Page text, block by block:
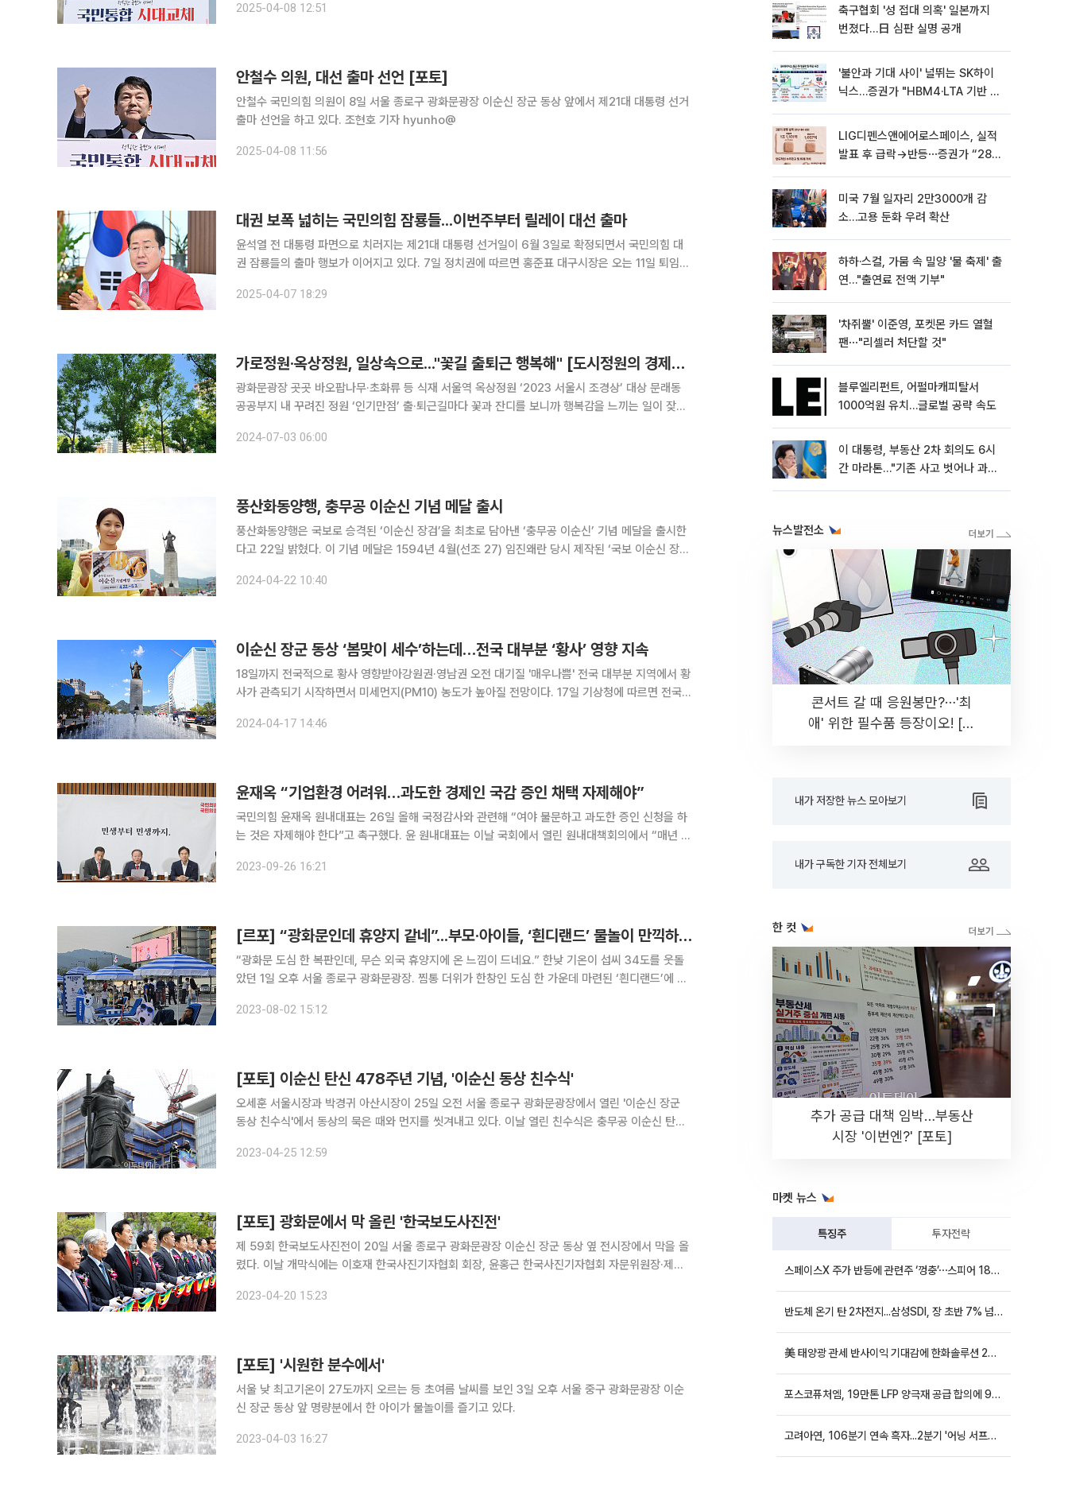
2025-04-08 12:51
안철수 의원, 대선 출마 선언 [포토]
안철수 국민의힘 의원이 8일 서울 종로구 광화문광장 이순신 장군 동상 앞에서 제21대 대통령 선거
출마 선언을 하고 있다. 조현호 기자 hyunho@
2025-04-08 11:56
대권 보폭 넓히는 국민의힘 잠룡들...이번주부터 릴레이 대선 출마
윤석열 전 대통령 파면으로 치러지는 제21대 대통령 선거일이 6월 3일로 확정되면서 국민의힘 대
권 잠룡들의 출마 행보가 이어지고 있다. 7일 정치권에 따르면 홍준표 대구시장은 오는 11일 퇴임식
다. 홍 시장은 이미 일찌감치 대선 출마 의사를 밝히며 공
2025-04-07 18:29
가로정원·옥상정원, 일상속으로..."꽃길 출퇴근 행복해" [도시정원의 경제학②]
광화문광장 곳곳 바오팝나무·초화류 등 식재 서울역 옥상정원 ‘2023 서울시 조경상’ 대상 문래동
공공부지 내 꾸려진 정원 ‘인기만점’ 출·퇴근길마다 꽃과 잔디를 보니까 행복감을 느끼는 일이 잦아
생활을 했는데 꽃과 잔디를 이렇게 많이 본 적은 처음”이
2024-07-03 06:00
풍산화동양행, 충무공 이순신 기념 메달 출시
풍산화동양행은 국보로 승격된 ‘이순신 장검’을 최초로 담아낸 ‘충무공 이순신’ 기념 메달을 출시한
다고 22일 밝혔다. 이 기념 메달은 1594년 4월(선조 27) 임진왜란 당시 제작된 ‘국보 이순신 장
2024-04-22 10:40
이순신 장군 동상 ‘봄맞이 세수’하는데…전국 대부분 ‘황사’ 영향 지속
18일까지 전국적으로 황사 영향받아강원권·영남권 오전 대기질 '매우나쁨' 전국 대부분 지역에서 황
사가 관측되기 시작하면서 미세먼지(PM10) 농도가 높아질 전망이다. 17일 기상청에 따르면 전국
로 예보됐다. 앞서 황사는 전날 정오께 인천 옹진군 백령도에 도달
2024-04-17 14:46
윤재옥 “기업환경 어려워…과도한 경제인 국감 증인 채택 자제해야”
국민의힘 윤재옥 원내대표는 26일 올해 국정감사와 관련해 “여야 불문하고 과도한 증인 신청을 하
는 것은 자제해야 한다”고 촉구했다. 윤 원내대표는 이날 국회에서 열린 원내대책회의에서 “매년 국
증인 신청을 하는 등 제도를 남용한다는 지적이 있었다”며 이같이 밝
2023-09-26 16:21
[르포] “광화문인데 휴양지 같네”...부모·아이들, ‘흰디랜드’ 물놀이 만끽하며 하하호호
“광화문 도심 한 복판인데, 무슨 외국 휴양지에 온 느낌이 드네요.” 한낮 기온이 섭씨 34도를 웃돌
았던 1일 오후 서울 종로구 광화문광장. 찜통 더위가 한창인 도심 한 가운데 마련된 ‘흰디랜드’에 사
사를 개최했고, 그 일환으로 현대백화점이 재단과 협업
2023-08-02 15:12
[포토] 이순신 탄신 478주년 기념, '이순신 동상 친수식'
오세훈 서울시장과 박경귀 아산시장이 25일 오전 서울 종로구 광화문광장에서 열린 '이순신 장군
동상 친수식'에서 동상의 묵은 때와 먼지를 씻겨내고 있다. 이날 열린 친수식은 충무공 이순신 탄신
기자 hyunho@
2023-04-25 12:59
[포토] 광화문에서 막 올린 '한국보도사진전'
제 59회 한국보도사진전이 20일 서울 종로구 광화문광장 이순신 장군 동상 옆 전시장에서 막을 올
렸다. 이날 개막식에는 이호재 한국사진기자협회 회장, 윤홍근 한국사진기자협회 자문위원장·제너
울시장, 박보균 문화체육관광부 장관, 강승규 대통령실 시민사회수
2023-04-20 15:23
[포토] '시원한 분수에서'
서울 낮 최고기온이 27도까지 오르는 등 초여름 날씨를 보인 3일 오후 서울 중구 광화문광장 이순
신 장군 동상 앞 명량분에서 한 아이가 물놀이를 즐기고 있다.
2023-04-03 16:27
축구협회 '성 접대 의혹' 일본까지
번졌다…日 심판 실명 공개
'불안과 기대 사이' 널뛰는 SK하이
닉스…증권가 "HBM4·LTA 기반 펀
LIG디펜스앤에어로스페이스, 실적
발표 후 급락→반등⋯증권가 “28년
미국 7월 일자리 2만3000개 감
소…고용 둔화 우려 확산
하하·스컬, 가뭄 속 밀양 '물 축제' 출
연…"출연료 전액 기부"
'차쥐뿔' 이준영, 포켓몬 카드 열혈
팬⋯"리셀러 처단할 것"
블루엘리펀트, 어펄마캐피탈서
1000억원 유치…글로벌 공략 속도
이 대통령, 부동산 2차 회의도 6시
간 마라톤…"기존 사고 벗어나 과감
뉴스발전소
콘서트 갈 때 응원봉만?⋯'최
애' 위한 필수품 등장이오! [솔
내가 저장한 뉴스 모아보기
내가 구독한 기자 전체보기
한 컷
추가 공급 대책 임박…부동산
시장 '이번엔?' [포토]
마켓 뉴스
특징주 투자전략
스페이스X 주가 반등에 관련주 ‘껑충’⋯스피어 18%ㆍ에이치브이엠 12%↑
반도체 온기 탄 2차전지...삼성SDI, 장 초반 7% 넘게 껑충
美 태양광 관세 반사이익 기대감에 한화솔루션 20%대·OCI홀딩스 14%대 급등
포스코퓨처엠, 19만톤 LFP 양극재 공급 합의에 9%대 강세
고려아연, 106분기 연속 흑자...2분기 '어닝 서프라이즈'에 장 초반 12%대 강세